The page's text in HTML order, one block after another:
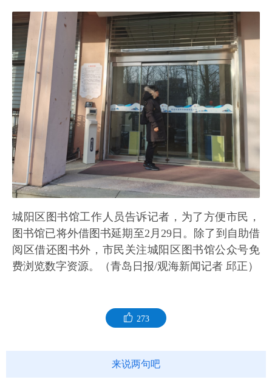
城阳区图书馆工作人员告诉记者，为了方便市民，
图书馆已将外借图书延期至2月29日。除了到自助借
阅区借还图书外，市民关注城阳区图书馆公众号免
费浏览数字资源。（青岛日报/观海新闻记者 邱正）
273
来说两句吧